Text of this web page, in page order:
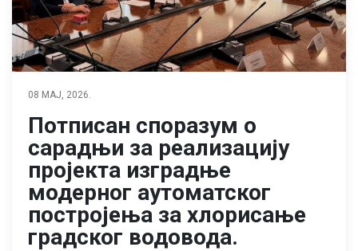
08 МАЈ, 2026.
Потписан споразум о
сарадњи за реализацију
пројекта изградње
модерног аутоматског
постројења за хлорисање
градског водовода.